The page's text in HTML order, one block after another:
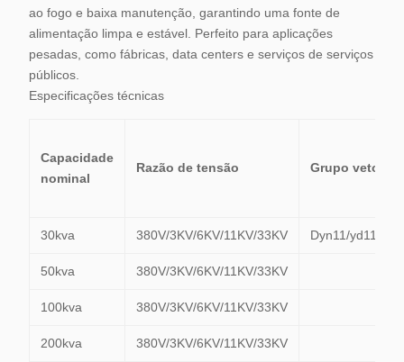
ao fogo e baixa manutenção, garantindo uma fonte de
alimentação limpa e estável. Perfeito para aplicações
pesadas, como fábricas, data centers e serviços de serviços
públicos.
Especificações técnicas
Capacidade
nominal
Razão de tensão Grupo vetorial
30kva 380V/3KV/6KV/11KV/33KV Dyn11/yd11/
50kva 380V/3KV/6KV/11KV/33KV
100kva 380V/3KV/6KV/11KV/33KV
200kva 380V/3KV/6KV/11KV/33KV